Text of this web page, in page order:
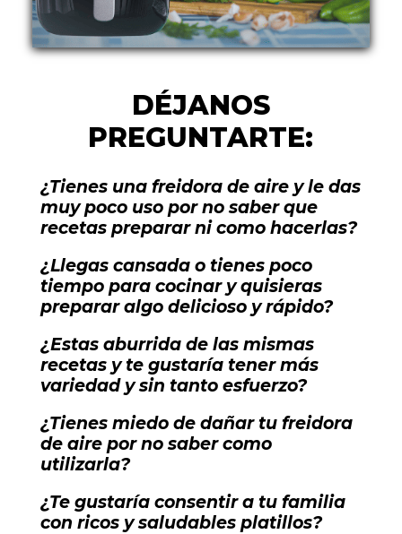
DÉJANOS
PREGUNTARTE:
¿Tienes una freidora de aire y le das
muy poco uso por no saber que
recetas preparar ni como hacerlas?
¿Llegas cansada o tienes poco
tiempo para cocinar y quisieras
preparar algo delicioso y rápido?
¿Estas aburrida de las mismas
recetas y te gustaría tener más
variedad y sin tanto esfuerzo?
¿Tienes miedo de dañar tu freidora
de aire por no saber como
utilizarla?
¿Te gustaría consentir a tu familia
con ricos y saludables platillos?